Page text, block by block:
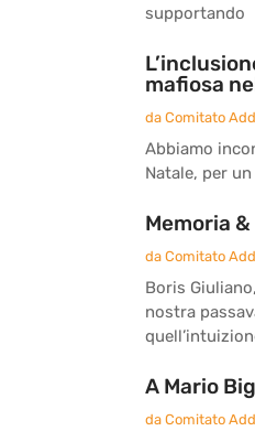
supportando
mafiosa
da Comitato
Abbiamo
Natale, per
Memoria
da Comitato
Boris
nostra
A Mario
da Comitato